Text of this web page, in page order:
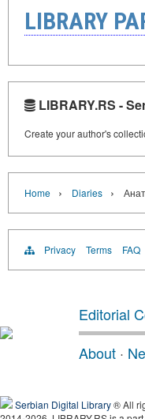
LIBRARY
LIBRARY.RS -
Create your author's
Home › Diaries ›
Privacy Terms FAQ
Editorial
About ·
Serbian Digital Library® All